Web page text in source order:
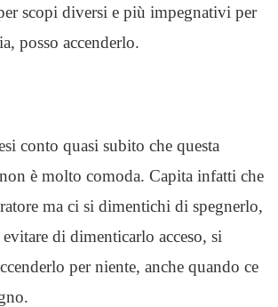
scopi diversi e più impegnativi per
posso accenderlo.
conto quasi subito che questa
è molto comoda. Capita infatti che
ma ci si dimentichi di spegnerlo,
di dimenticarlo acceso, si
per niente, anche quando ce